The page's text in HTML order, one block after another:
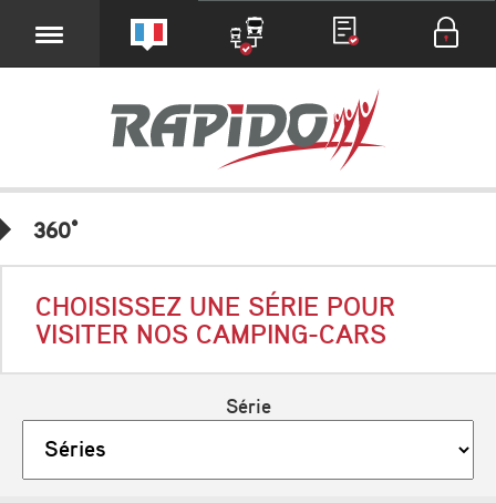
360°
CHOISISSEZ UNE SÉRIE POUR
VISITER NOS CAMPING-CARS
Série